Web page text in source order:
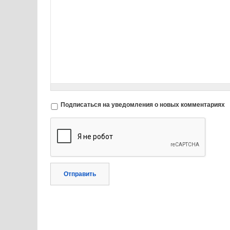
Подписаться на уведомления о новых комментариях
Отправить